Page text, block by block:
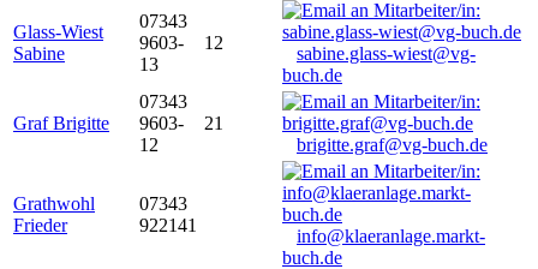
Glass-Wiest
Sabine
07343
9603-
13
12
sabine.glass-wiest@vg-
buch.de
Graf Brigitte
07343
9603-
12
21
brigitte.graf@vg-buch.de
Grathwohl
Frieder
07343
922141
info@klaeranlage.markt-
buch.de